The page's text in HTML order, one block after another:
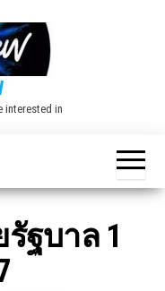
interested in
ฐบาล 1